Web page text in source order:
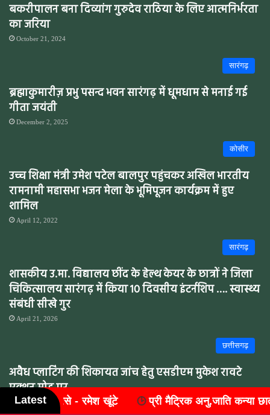
बकरीपालन बना दिव्यांग गुरुदेव राठिया के लिए आत्मनिर्भरता
का जरिया
October 21, 2024
सारंगढ़
ब्रह्माकुमारीज़ प्रभु पसन्द भवन सारंगढ़ में धूमधाम से मनाई गई
गीता जयंती
December 2, 2025
कोसीर
उच्च शिक्षा मंत्री उमेश पटेल बालपुर पहुंचकर अखिल भारतीय
रामनामी महासभा भजन मेला के भूमिपूजन कार्यक्रम में हुए
शामिल
April 12, 2022
सारंगढ़
शासकीय उ.मा. विद्यालय छींद के हेल्थ केयर के छात्रों ने जिला
चिकित्सालय सारंगढ़ में किया 10 दिवसीय इंटर्नशिप …. स्वास्थ्य
संबंधी सीखे गुर
April 21, 2026
छत्तीसगढ़
अवैध प्लाटिंग की शिकायत जांच हेतु एसडीएम मुकेश रावटे
एक्शन मोड पर
July 21, 2022
Latest
प्री मैट्रिक अनु.जाति कन्या छात्रावास - छिन्द में विश्व आदिवासी